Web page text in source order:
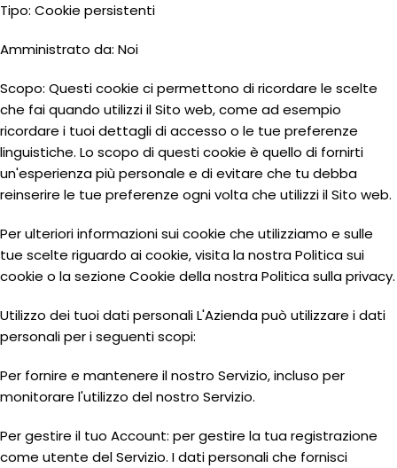
Tipo: Cookie persistenti
Amministrato da: Noi
Scopo: Questi cookie ci permettono di ricordare le scelte
che fai quando utilizzi il Sito web, come ad esempio
ricordare i tuoi dettagli di accesso o le tue preferenze
linguistiche. Lo scopo di questi cookie è quello di fornirti
un'esperienza più personale e di evitare che tu debba
reinserire le tue preferenze ogni volta che utilizzi il Sito web.
Per ulteriori informazioni sui cookie che utilizziamo e sulle
tue scelte riguardo ai cookie, visita la nostra Politica sui
cookie o la sezione Cookie della nostra Politica sulla privacy.
Utilizzo dei tuoi dati personali L'Azienda può utilizzare i dati
personali per i seguenti scopi:
Per fornire e mantenere il nostro Servizio, incluso per
monitorare l'utilizzo del nostro Servizio.
Per gestire il tuo Account: per gestire la tua registrazione
come utente del Servizio. I dati personali che fornisci